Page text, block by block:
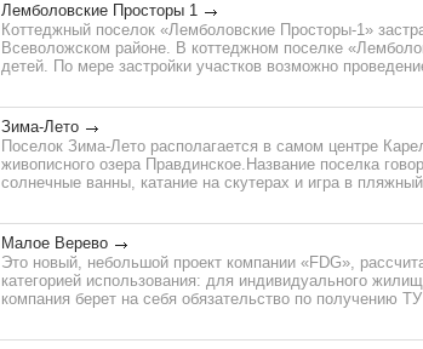
Лемболовские Просторы 1
Коттеджный поселок «Лемболовские Просторы-1»
Всеволожском районе. В коттеджном поселке
детей. По мере застройки участков возможно
Зима-Лето
Поселок Зима-Лето располагается в самом центре
живописного озера Правдинское.Название поселка
солнечные ванны, катание на скутерах и игра в
Малое Верево
Это новый, небольшой проект компании «FDG»,
категорией использования: для индивидуального
компания берет на себя обязательство по получению